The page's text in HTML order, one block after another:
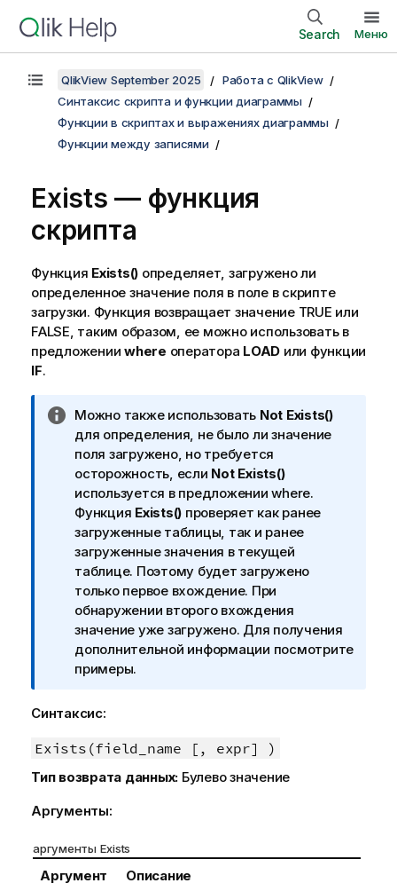
Search Меню
QlikView September 2025
Работа с QlikView
Синтаксис скрипта и функции диаграммы
Функции в скриптах и выражениях диаграммы
Функции между записями
Exists — функция
скрипта
Функция Exists() определяет, загружено ли
определенное значение поля в поле в скрипте
загрузки. Функция возвращает значение TRUE или
FALSE, таким образом, ее можно использовать в
предложении where оператора LOAD или функции
IF.
П
р
и
м
е
ч
а
н
и
е
к
и
н
ф
р
а
и
и
Можно также использовать Not Exists()
для определения, не было ли значение
поля загружено, но требуется
осторожность, если Not Exists()
используется в предложении where.
Функция Exists() проверяет как ранее
загруженные таблицы, так и ранее
загруженные значения в текущей
таблице. Поэтому будет загружено
только первое вхождение. При
обнаружении второго вхождения
значение уже загружено. Для получения
дополнительной информации посмотрите
примеры.
Синтаксис:
Exists(field_name [, expr] )
Тип возврата данных: Булево значение
Аргументы:
аргументы Exists
Аргумент Описание